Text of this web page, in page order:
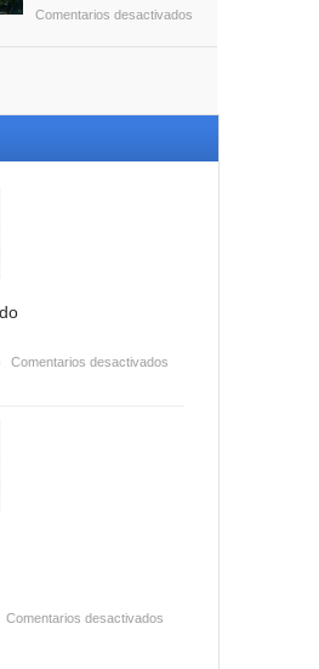
Comentarios desactivados
Comentarios desactivados
Comentarios desactivados